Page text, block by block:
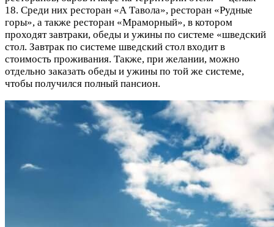
18. Среди них ресторан «А Тавола», ресторан «Рудные
горы», а также ресторан «Мраморный», в котором
проходят завтраки, обеды и ужины по системе «шведский
стол. Завтрак по системе шведский стол входит в
стоимость проживания. Также, при желании, можно
отдельно заказать обеды и ужины по той же системе,
чтобы получился полный пансион.